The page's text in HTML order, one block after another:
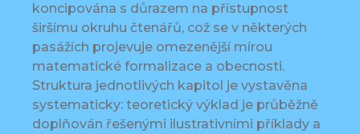
koncipována s důrazem na přístupnost
širšímu okruhu čtenářů, což se v některých
pasážích projevuje omezenější mírou
matematické formalizace a obecnosti.
Struktura jednotlivých kapitol je vystavěna
systematicky: teoretický výklad je průběžně
doplňován řešenými ilustrativními příklady a